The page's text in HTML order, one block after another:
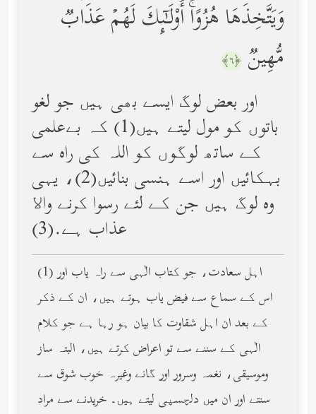
وَیَتَّخِذَهَا هُزُوًاۚ أُوْلَـٰۤىِٕكَ لَهُمۡ عَذَابࣱ
مُّهِینࣱ ﴿٦﴾
اور بعض لوگ ایسے بھی ہیں جو لغو
باتوں کو مول لیتے ہیں(1) کہ بےعلمی
کے ساتھ لوگوں کو اللہ کی راه سے
بہکائیں اور اسے ہنسی بنائیں(2)، یہی
وه لوگ ہیں جن کے لئے رسوا کرنے واﻻ
عذاب ہے.(3)
(1) اہل سعادت، جو کتاب الٰہی سے راہ یاب اور
اس کے سماع سے فیض یاب ہوتے ہیں، ان کے ذکر
کے بعد ان اہل شقاوت کا بیان ہو رہا ہے جو کلام
الٰہی کے سننے سے تو اعراض کرتے ہیں، البتہ ساز
وموسیقی، نغمہ وسرور اور گانے وغیرہ خوب شوق سے
سنتے اور ان میں دلچسپی لیتے ہیں۔ خریدنے سے مراد